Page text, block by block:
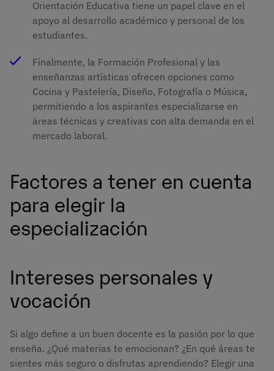
Orientación Educativa tiene un papel clave en el
apoyo al desarrollo académico y personal de los
estudiantes.
Finalmente, la Formación Profesional y las
enseñanzas artísticas ofrecen opciones como
Cocina y Pastelería, Diseño, Fotografía o Música,
permitiendo a los aspirantes especializarse en
áreas técnicas y creativas con alta demanda en el
mercado laboral.
Factores a tener en cuenta
para elegir la
especialización
Intereses personales y
vocación
Si algo define a un buen docente es la pasión por lo que
enseña. ¿Qué materias te emocionan? ¿En qué áreas te
sientes más seguro o disfrutas aprendiendo? Elegir una